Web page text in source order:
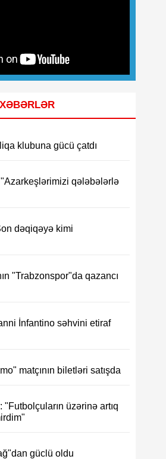
XƏBƏRLƏR
klubuna gücü çatdı
qələbələrlə
dəqiqəyə kimi
"Trabzonspor"da qazancı
İnfantino səhvini etiraf
matçının biletləri satışda
üzərinə artıq
güclü oldu